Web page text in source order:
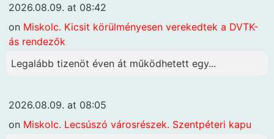
2026.08.09. at 08:42
on Miskolc. Kicsit körülményesen verekedtek a DVTK-
ás rendezők
Legalább tizenöt éven át működhetett egy...
2026.08.09. at 08:05
on Miskolc. Lecsúszó városrészek. Szentpéteri kapu